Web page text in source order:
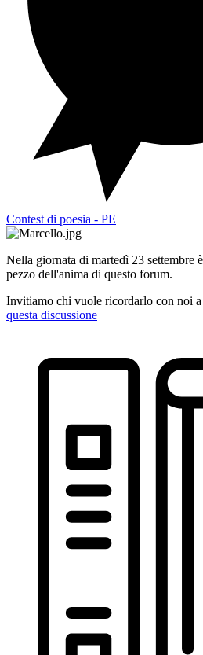
Contest di poesia - PE
Nella giornata di martedì 23 settembre
pezzo dell'anima di questo forum.
Invitiamo chi vuole ricordarlo con noi a
questa discussione